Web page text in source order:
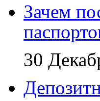
Зачем
30